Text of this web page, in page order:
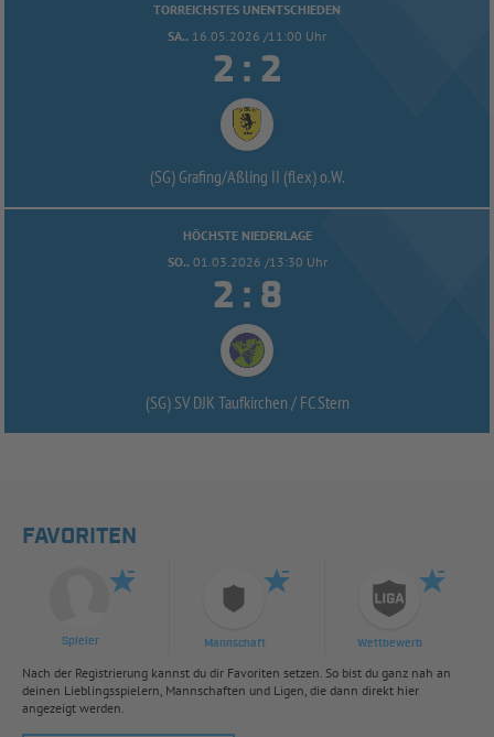
TORREICHSTES UNENTSCHIEDEN
SA.. 16.05.2026 /11:00 Uhr
 : 
(SG) Grafing/Aßling II (flex) o.W.
HÖCHSTE NIEDERLAGE
SO.. 01.03.2026 /13:30 Uhr
 : 
(SG) SV DJK Taufkirchen /FC Stern
FAVORITEN
Spieler Mannschaft Wettbewerb
Nach der Registrierung kannst du dir Favoriten setzen. So bist du ganz nah an
deinen Lieblingsspielern, Mannschaften und Ligen, die dann direkt hier
angezeigt werden.